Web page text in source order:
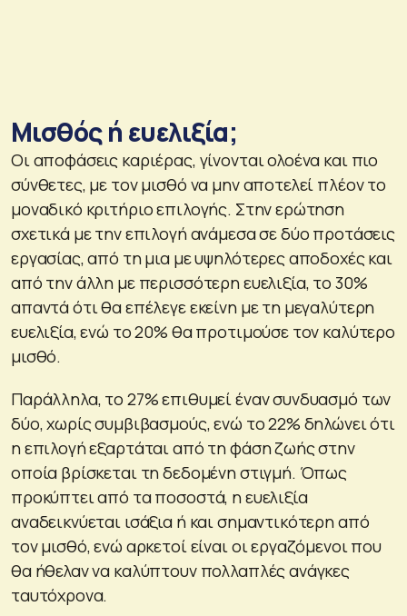
Μισθός ή ευελιξία;
Οι αποφάσεις καριέρας, γίνονται ολοένα και πιο
σύνθετες, με τον μισθό να μην αποτελεί πλέον το
μοναδικό κριτήριο επιλογής. Στην ερώτηση
σχετικά με την επιλογή ανάμεσα σε δύο προτάσεις
εργασίας, από τη μια με υψηλότερες αποδοχές και
από την άλλη με περισσότερη ευελιξία, το 30%
απαντά ότι θα επέλεγε εκείνη με τη μεγαλύτερη
ευελιξία, ενώ το 20% θα προτιμούσε τον καλύτερο
μισθό.
Παράλληλα, το 27% επιθυμεί έναν συνδυασμό των
δύο, χωρίς συμβιβασμούς, ενώ το 22% δηλώνει ότι
η επιλογή εξαρτάται από τη φάση ζωής στην
οποία βρίσκεται τη δεδομένη στιγμή. Όπως
προκύπτει από τα ποσοστά, η ευελιξία
αναδεικνύεται ισάξια ή και σημαντικότερη από
τον μισθό, ενώ αρκετοί είναι οι εργαζόμενοι που
θα ήθελαν να καλύπτουν πολλαπλές ανάγκες
ταυτόχρονα.